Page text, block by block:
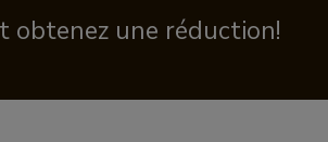
obtenez une réduction!